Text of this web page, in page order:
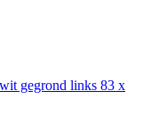
gegrond links 83 x